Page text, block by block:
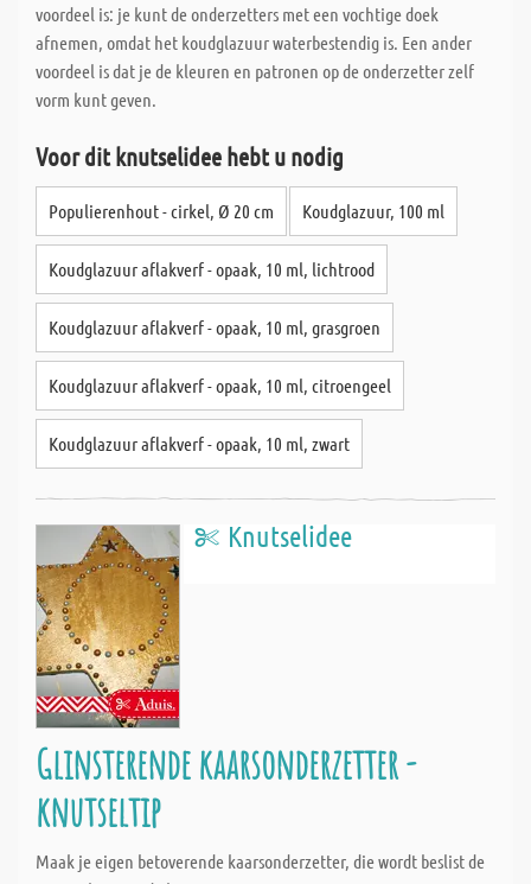
voordeel is: je kunt de onderzetters met een vochtige doek
afnemen, omdat het koudglazuur waterbestendig is. Een ander
voordeel is dat je de kleuren en patronen op de onderzetter zelf
vorm kunt geven.
Voor dit knutselidee hebt u nodig
Populierenhout - cirkel, Ø 20 cm Koudglazuur, 100 ml
Koudglazuur aflakverf - opaak, 10 ml, lichtrood
Koudglazuur aflakverf - opaak, 10 ml, grasgroen
Koudglazuur aflakverf - opaak, 10 ml, citroengeel
Koudglazuur aflakverf - opaak, 10 ml, zwart
Knutselidee
Glinsterende kaarsonderzetter -
knutseltip
Maak je eigen betoverende kaarsonderzetter, die wordt beslist de